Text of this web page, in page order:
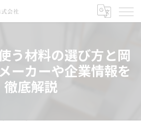
う材料の選び方と岡
ーカーや企業情報を
徹底解説